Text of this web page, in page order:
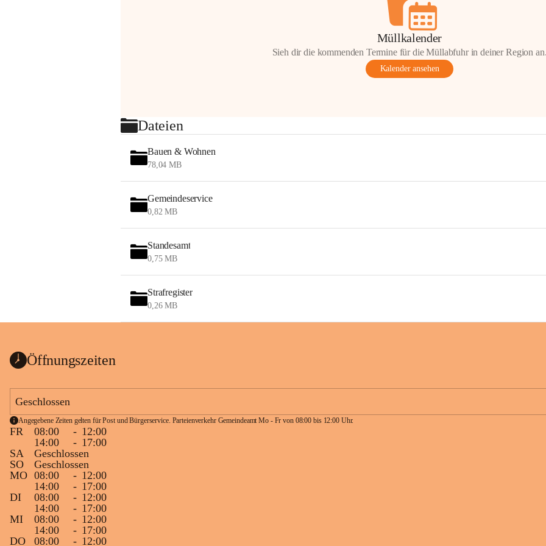
Müllkalender
Sieh dir die kommenden Termine für die Müllabfuhr in deiner Region
Kalender ansehen
Dateien
Bauen & Wohnen
78,04 MB
Gemeindeservice
0,82 MB
Standesamt
0,75 MB
Strafregister
0,26 MB
Öffnungszeiten
Geschlossen
Angegebene Zeiten gelten für Post und Bürgerservice. Parteienverkehr Gemeindeamt Mo - Fr von 08:00 bis 12:00 Uhr.
FR 08:00 - 12:00
14:00
- 17:00
SA
Geschlossen
SO
Geschlossen
MO 08:00 - 12:00
14:00
- 17:00
DI
08:00 - 12:00
14:00
- 17:00
MI
08:00 - 12:00
14:00
- 17:00
DO
08:00 - 12:00